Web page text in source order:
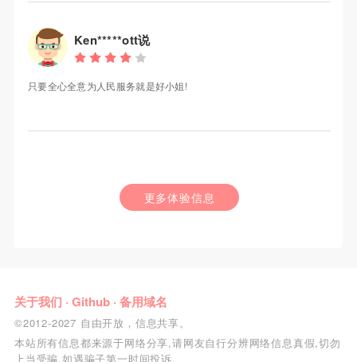
Ken*****ott说
只要全心全意为人民服务就是好小姐!
更多体验信息
关于我们 · Github· 备用域名
©2012-2027 自由开放，信息共享。
本站所有信息都来源于网络分享,请网友自行分辨网络信息真假,切勿
上当受骗,如遇骗子第一时间投诉.